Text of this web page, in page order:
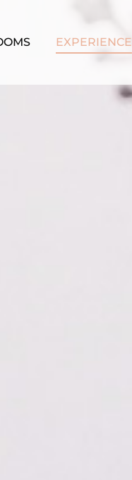
EXPERIENCE